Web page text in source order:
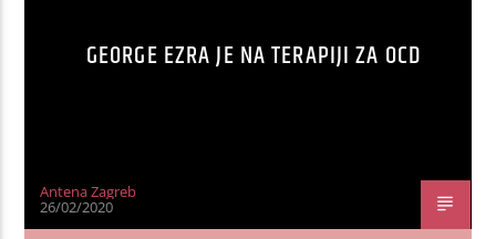
GEORGE EZRA JE NA TERAPIJI ZA OCD
Antena Zagreb
26/02/2020